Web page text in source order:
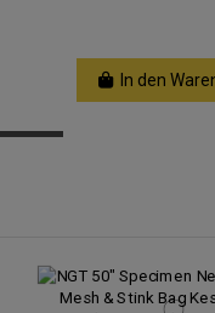
In den